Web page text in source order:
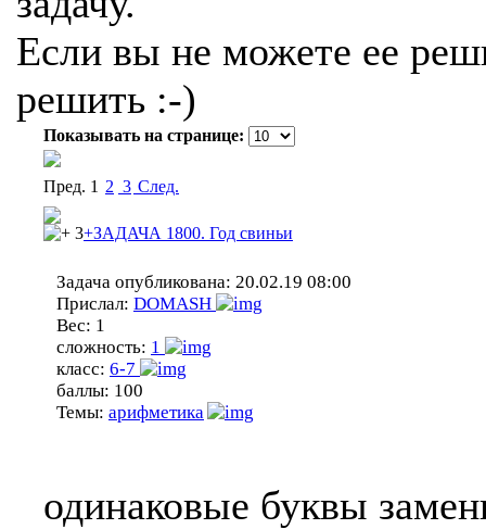
Если вы не можете ее
решить :-)
Показывать на странице:
Пред. 1 2 3 Cлед.
3+ЗАДАЧА 1800. Год свиньи
Задача опубликована: 20.02.19 08:00
Прислал: DOMASH
Вес: 1
сложность: 1
класс: 6-7
баллы: 100
Темы: арифметика
одинаковые буквы